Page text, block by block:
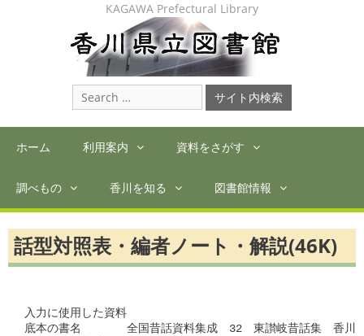
KAGAWA Prefectural Library
Search
for:
ホーム 利用案内 資料をさがす
調べもの 香川を知る 図書館情報
話型対照表・編者ノート・解説(46K)
入力に使用した資料
底本の書名　　　　全国昔話資料集成　32　東讃岐昔話集　香川